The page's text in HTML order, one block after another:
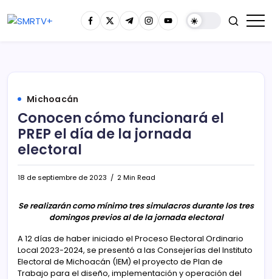
Michoacán
Conocen cómo funcionará el
PREP el día de la jornada
electoral
18 de septiembre de 2023 2 Min Read
Se realizarán como mínimo tres simulacros durante los tres
domingos previos al de la jornada electoral
A 12 días de haber iniciado el Proceso Electoral Ordinario
Local 2023-2024, se presentó a las Consejerías del Instituto
Electoral de Michoacán (IEM) el proyecto de Plan de
Trabajo para el diseño, implementación y operación del